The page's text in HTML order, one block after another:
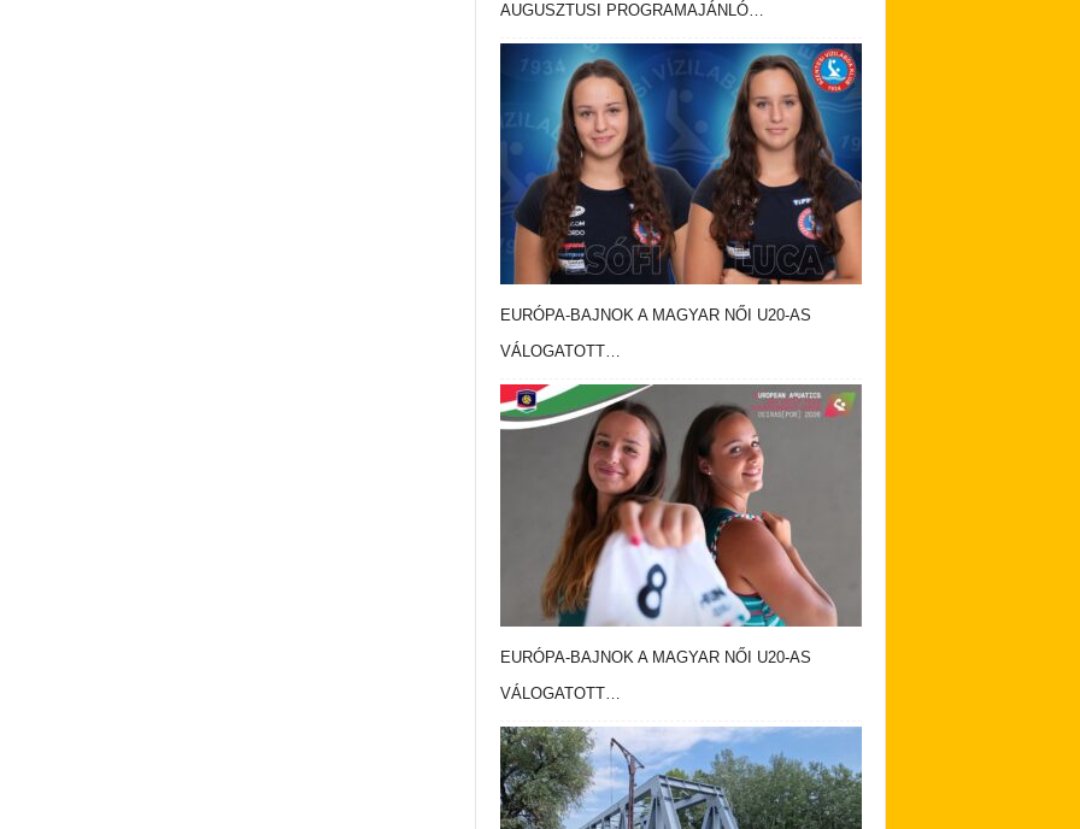
AUGUSZTUSI PROGRAMAJÁNLÓ…
EURÓPA-BAJNOK A MAGYAR NŐI U20-AS
VÁLOGATOTT…
EURÓPA-BAJNOK A MAGYAR NŐI U20-AS
VÁLOGATOTT…